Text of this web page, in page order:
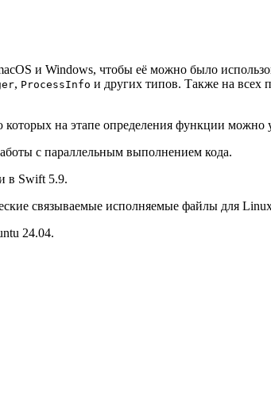
и Windows, чтобы её можно было
, ProcessInfo и других типов. Также на всех
на этапе определения функции можно
с параллельным выполнением кода.
в Swift 5.9.
связываемые исполняемые файлы для
24.04.